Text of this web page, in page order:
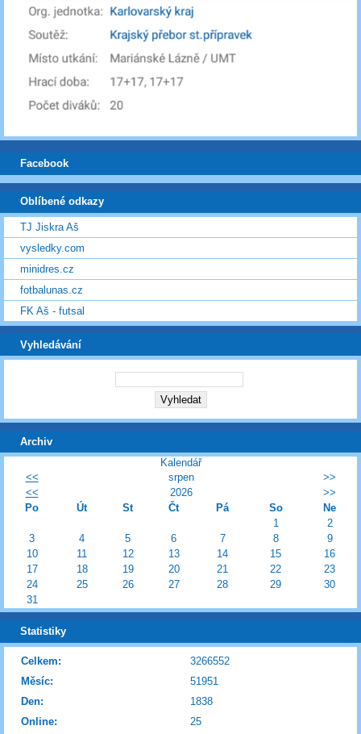
Facebook
Oblíbené odkazy
TJ Jiskra Aš
vysledky.com
minidres.cz
fotbalunas.cz
FK Aš - futsal
Vyhledávání
Archiv
Kalendář
<<
srpen
>>
<<
2026
>>
Po
Út St Čt Pá So
Ne
1
2
3
4 5 6 7 8
9
10
11 12 13 14 15
16
17
18 19 20 21 22
23
24
25 26 27 28 29
30
31
Statistiky
Online: 25
Celkem:
3266552
Měsíc:
51951
Den:
1838